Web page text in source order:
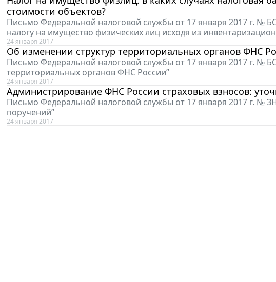
стоимости объектов?
Письмо Федеральной налоговой службы от 17 января 2017 г. №
налогу на имущество физических лиц исходя из
24 января 2017
Об изменении структур территориальных органов ФНС
Письмо Федеральной налоговой службы от 17 января 2017 г. №
территориальных органов ФНС России”
24 января 2017
Администрирование ФНС России страховых взносов:
Письмо Федеральной налоговой службы от 17 января 2017 г. №
поручений”
24 января 2017